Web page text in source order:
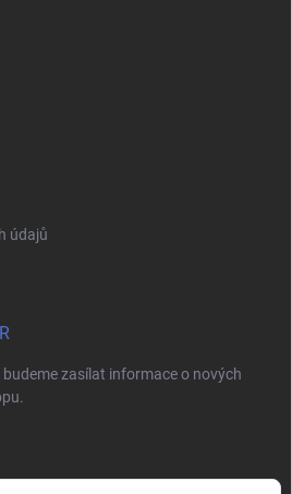
údajů
zasílat informace o nových